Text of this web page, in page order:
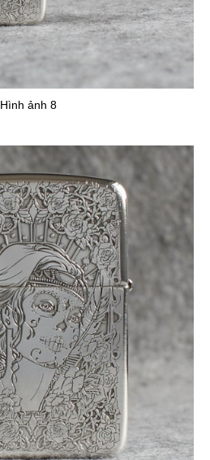
Hình ảnh 8